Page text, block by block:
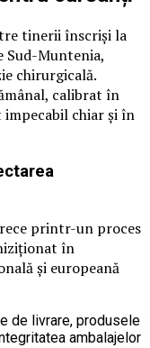
tinerii înscriși la
Sud-Muntenia,
chirurgicală.
calibrat în
chiar și în
printr-un proces
în
și europeană
de livrare, produsele
ambalajelor